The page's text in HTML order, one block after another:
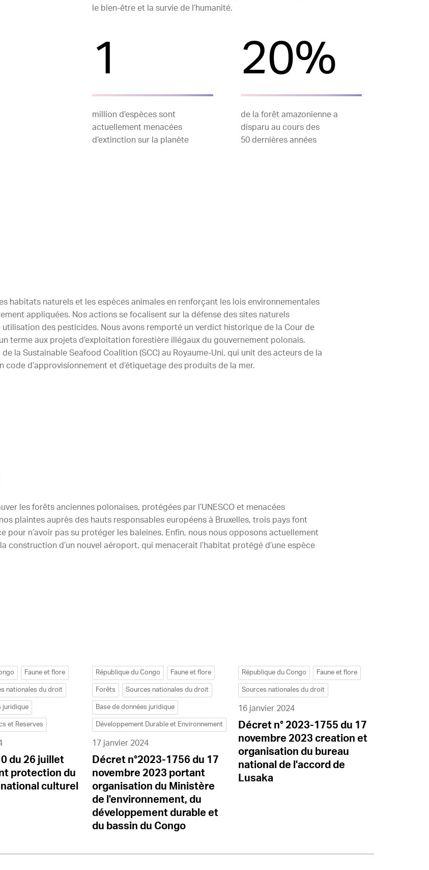
le bien-être et la survie de l’humanité.
1
million d’espèces sont
actuellement menacées
d’extinction sur la planète
20%
de la forêt amazonienne a
disparu au cours des
50 dernières années
habitats naturels et les espèces animales en renforçant les lois environnementales
appliquées. Nos actions se focalisent sur la défense des sites naturels
des pesticides. Nous avons remporté un verdict historique de la Cour de
terme aux projets d’exploitation forestière illégaux du gouvernement polonais.
la Sustainable Seafood Coalition (SCC) au Royaume-Uni, qui unit des acteurs de la
code d’approvisionnement et d’étiquetage des produits de la mer.
les forêts anciennes polonaises, protégées par l’UNESCO et menacées
plaintes auprès des hauts responsables européens à Bruxelles, trois pays font
pour n’avoir pas su protéger les baleines. Enfin, nous nous opposons actuellement
construction d’un nouvel aéroport, qui menacerait l’habitat protégé d’une espèce
Faune et flore
nationales du droit
juridique
et Reserves
du 26 juillet
protection du
culturel
République du Congo Faune et flore
Forêts Sources nationales du droit
Base de données juridique
Développement Durable et Environnement
17 janvier 2024
Décret n°2023-1756 du 17
novembre 2023 portant
organisation du Ministère
de l'environnement, du
développement durable et
du bassin du Congo
République du Congo Faune et flore
Sources nationales du droit
16 janvier 2024
Décret n° 2023-1755 du 17
novembre 2023 creation et
organisation du bureau
national de l'accord de
Lusaka